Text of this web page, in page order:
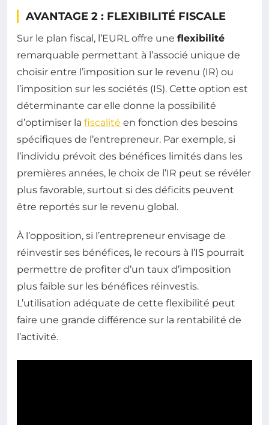
AVANTAGE 2 : FLEXIBILITÉ FISCALE
Sur le plan fiscal, l’EURL offre une flexibilité
remarquable permettant à l’associé unique de
choisir entre l’imposition sur le revenu (IR) ou
l’imposition sur les sociétés (IS). Cette option est
déterminante car elle donne la possibilité
d’optimiser la fiscalité en fonction des besoins
spécifiques de l’entrepreneur. Par exemple, si
l’individu prévoit des bénéfices limités dans les
premières années, le choix de l’IR peut se révéler
plus favorable, surtout si des déficits peuvent
être reportés sur le revenu global.
À l’opposition, si l’entrepreneur envisage de
réinvestir ses bénéfices, le recours à l’IS pourrait
permettre de profiter d’un taux d’imposition
plus faible sur les bénéfices réinvestis.
L’utilisation adéquate de cette flexibilité peut
faire une grande différence sur la rentabilité de
l’activité.